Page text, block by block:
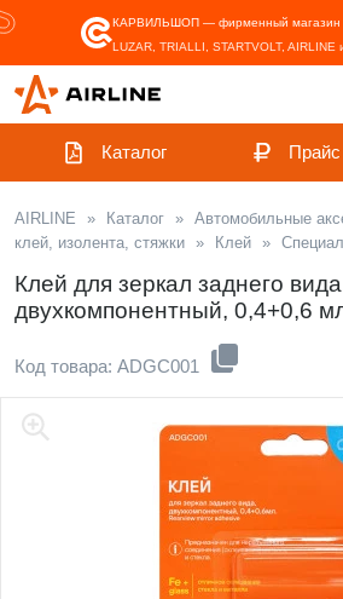
КАРВИЛЬШОП — фирменный магазин
LUZAR, TRIALLI, STARTVOLT, AIRLINE
Каталог Прайс
AIRLINE » Каталог » Автомобильные
клей, изолента, стяжки » Клей »
Клей для зеркал заднего
двухкомпонентный, 0,4+0,6
Код товара: ADGC001